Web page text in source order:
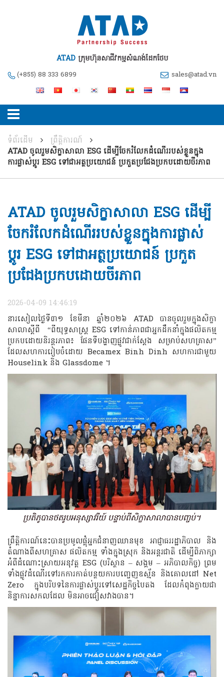
ATAD ក្រុមហ៊ុនសាជីវកម្មសំណង់ដែកថែប
(+855) 88 333 6899 sales@atad.vn
ទំព័រដើម
ព្រឹត្តិការណ៍
ATAD ចូលរួមសិក្ខាសាលា ESG ដើម្បីចែករំលែកដំណើររបស់ខ្លួនក្នុង
ការផ្លាស់ប្តូរ ESG ទៅជាអត្ថប្រយោជន៍ ប្រកួតប្រជែងប្រកបដោយចីរភាព
ATAD ចូលរួមសិក្ខាសាលា ESG ដើម្បី
ចែករំលែកដំណើររបស់ខ្លួនក្នុងការផ្លាស់
ប្តូរ ESG ទៅជាអត្ថប្រយោជន៍ ប្រកួត
ប្រជែងប្រកបដោយចីរភាព
2026-04-09 14:46:19
នារសៀលថ្ងៃទី៣១ ខែមីនា ឆ្នាំ២០២៦ ATAD បានចូលរួមក្នុងសិក្ខា
សាលាស្តីពី “ពីយុទ្ធសាស្ត្រ ESG ទៅកាន់ភាពជាអ្នកដឹកនាំក្នុងផលិតកម្ម
ប្រកបដោយនិរន្តរភាព៖ ផែនទីបង្ហាញផ្លូវជាក់ស្តែង សម្រាប់សហគ្រាស”
ដែលសហការរៀបចំដោយ Becamex Binh Dinh សហការជាមួយ
Houselink និង Glassdome ។
ប្រតិភូបានថតរូបអនុស្សាវរីយ៍ បន្ទាប់ពីសិក្ខាសាលាបានបញ្ចប់។
ព្រឹត្តិការណ៍នេះបានប្រមូលផ្តុំអ្នកជំនាញឈានមុខ អាជ្ញាធររដ្ឋាភិបាល និង
តំណាងពីសហគ្រាស ផលិតកម្ម ទាំងក្នុងស្រុក និងអន្តរជាតិ ដើម្បីពិភាក្សា
អំពីដំណោះស្រាយអនុវត្ត ESG (បរិស្ថាន – សង្គម – អភិបាលកិច្ច) ព្រម
ទាំងផ្លូវដំណើរទៅរកការកាត់បន្ថយការបញ្ចេញឧស្ម័ន និងគោលដៅ Net
Zero ក្នុងបរិបទនៃការផ្លាស់ប្តូរទៅសេដ្ឋកិច្ចបៃតង ដែលកំពុងក្លាយជា
និន្នាការសកលដែល​​ មិនអាចជៀសវាងបាន។